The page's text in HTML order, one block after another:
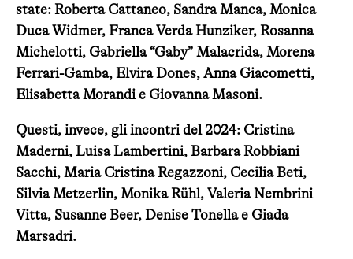
state: Roberta Cattaneo, Sandra Manca, Monica
Duca Widmer, Franca Verda Hunziker, Rosanna
Michelotti, Gabriella “Gaby” Malacrida, Morena
Ferrari-Gamba, Elvira Dones, Anna Giacometti,
Elisabetta Morandi e Giovanna Masoni.
Questi, invece, gli incontri del 2024: Cristina
Maderni, Luisa Lambertini, Barbara Robbiani
Sacchi, Maria Cristina Regazzoni, Cecilia Beti,
Silvia Metzerlin, Monika Rühl, Valeria Nembrini
Vitta, Susanne Beer, Denise Tonella e Giada
Marsadri.